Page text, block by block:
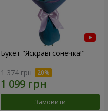
Букет "Яскраві сонечка!"
1 374 грн
Замовити